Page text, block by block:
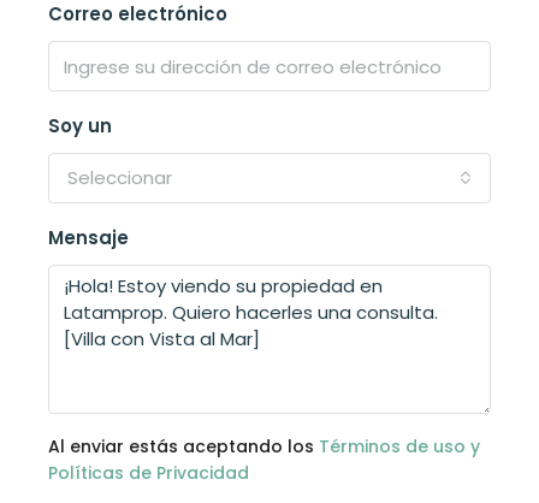
Correo electrónico
Soy un
Seleccionar
Mensaje
Al enviar estás aceptando los Términos de uso y
Políticas de Privacidad